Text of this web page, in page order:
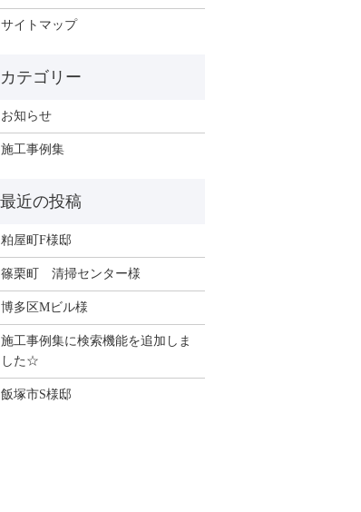
サイトマップ
お知らせ
施工事例集
粕屋町F様邸
篠栗町 清掃センター様
博多区Mビル様
施工事例集に検索機能を追加しま
した☆
飯塚市S様邸